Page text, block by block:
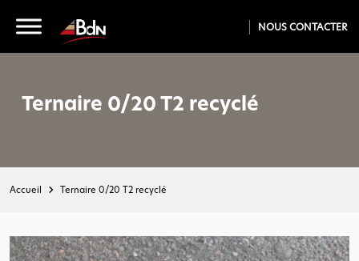
NOUS CONTACTER
Ternaire 0/20 T2 recyclé
Accueil Ternaire 0/20 T2 recyclé